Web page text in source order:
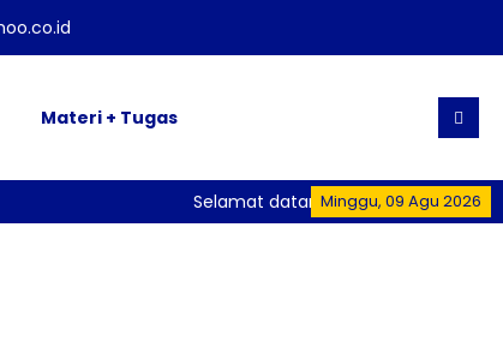
Materi + Tugas
Minggu, 09 Agu 2026
Selamat datang di Website Resmi